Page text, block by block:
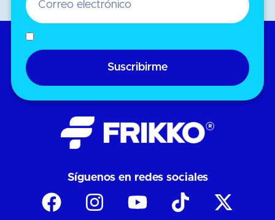
Suscribirme
Síguenos en redes sociales